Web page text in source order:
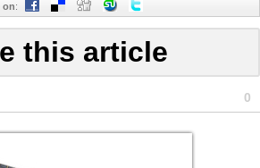
on:
this article
0